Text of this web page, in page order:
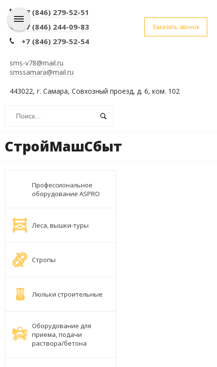
+7 (846) 279-52-51
+7 (846) 244-09-83
+7 (846) 279-52-54
Заказать звонок
sms-v78@mail.ru
smssamara@mail.ru
443022, г. Самара, Совхозный проезд, д. 6, ком. 102
СтройМашСбыт
Профессиональное
оборудование ASPRO
Леса, вышки-туры
Стропы
Люльки строительные
Оборудование для
приема, подачи
раствора/бетона